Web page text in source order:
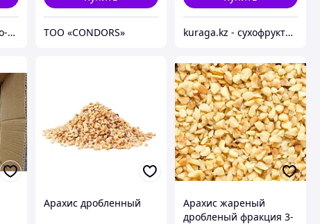
WOW-MART - Оптово-розничный Склад - товары на заказ до двери ТОО «CONDORS» kuraga.kz - сухофрукты, орехи, цукаты
Арахис дробленный
Арахис жареный
дробленый фракция 3-